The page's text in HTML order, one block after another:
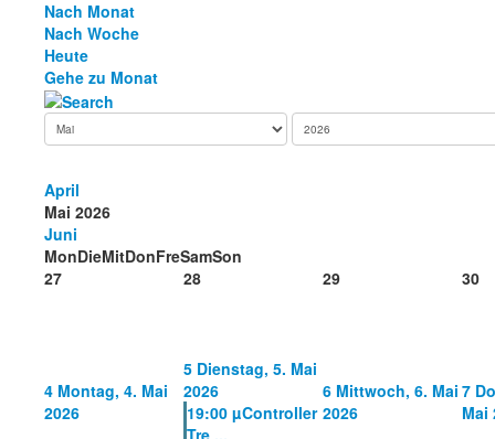
Nach Monat
Nach Woche
Heute
Gehe zu Monat
April
Mai 2026
Juni
MonDieMitDonFreSamSon
27
28 29 30
4 Montag, 4. Mai
2026
5 Dienstag, 5. Mai
2026
19:00 µController
6 Mittwoch, 6. Mai
2026
7
Mai